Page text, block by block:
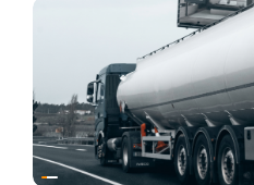
Energie en transport